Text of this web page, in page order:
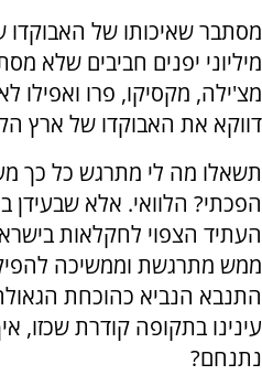
מסתבר שאיכותו של
מיליוני יפנים חביבים שלא
מצ'ילה, מקסיקו, פרו ואפילו
דווקא את האבוקדו של ארץ
תשאלו מה לי מתרגש כל כך
הפכתי? הלוואי. אלא שבעידן
העתיד הצפוי לחקלאות
ממש מתרגשת וממשיכה
התנבא הנביא כהוכחת
עינינו בתקופה קודרת שכזו,
נתנחם?